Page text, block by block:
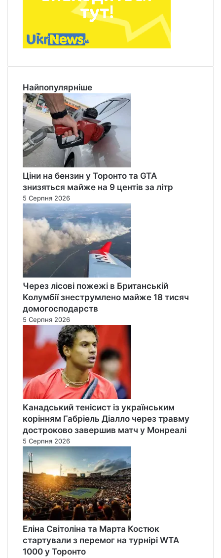
Найпопулярніше
Ціни на бензин у Торонто та GTA
знизяться майже на 9 центів за літр
5 Серпня 2026
Через лісові пожежі в Британській
Колумбії знеструмлено майже 18 тисяч
домогосподарств
5 Серпня 2026
Канадський тенісист із українським
корінням Габріель Діалло через травму
достроково завершив матч у Монреалі
5 Серпня 2026
Еліна Світоліна та Марта Костюк
стартували з перемог на турнірі WTA
1000 у Торонто